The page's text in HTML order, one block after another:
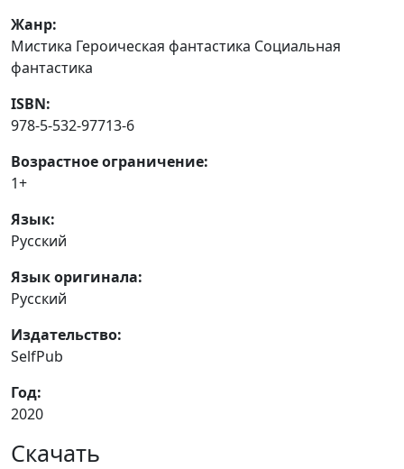
Жанр:
Мистика Героическая фантастика Социальная
фантастика
ISBN:
978-5-532-97713-6
Возрастное ограничение:
1+
Язык:
Русский
Язык оригинала:
Русский
Издательство:
SelfPub
Год:
2020
Скачать